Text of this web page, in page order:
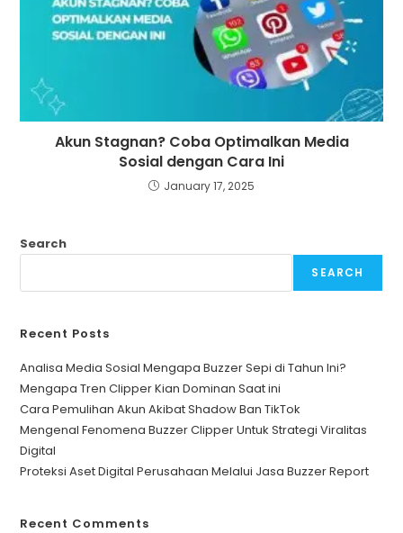
Akun Stagnan? Coba Optimalkan Media
Sosial dengan Cara Ini
January 17, 2025
Search
SEARCH
Recent Posts
Analisa Media Sosial Mengapa Buzzer Sepi di Tahun Ini?
Mengapa Tren Clipper Kian Dominan Saat ini
Cara Pemulihan Akun Akibat Shadow Ban TikTok
Mengenal Fenomena Buzzer Clipper Untuk Strategi Viralitas
Digital
Proteksi Aset Digital Perusahaan Melalui Jasa Buzzer Report
Recent Comments